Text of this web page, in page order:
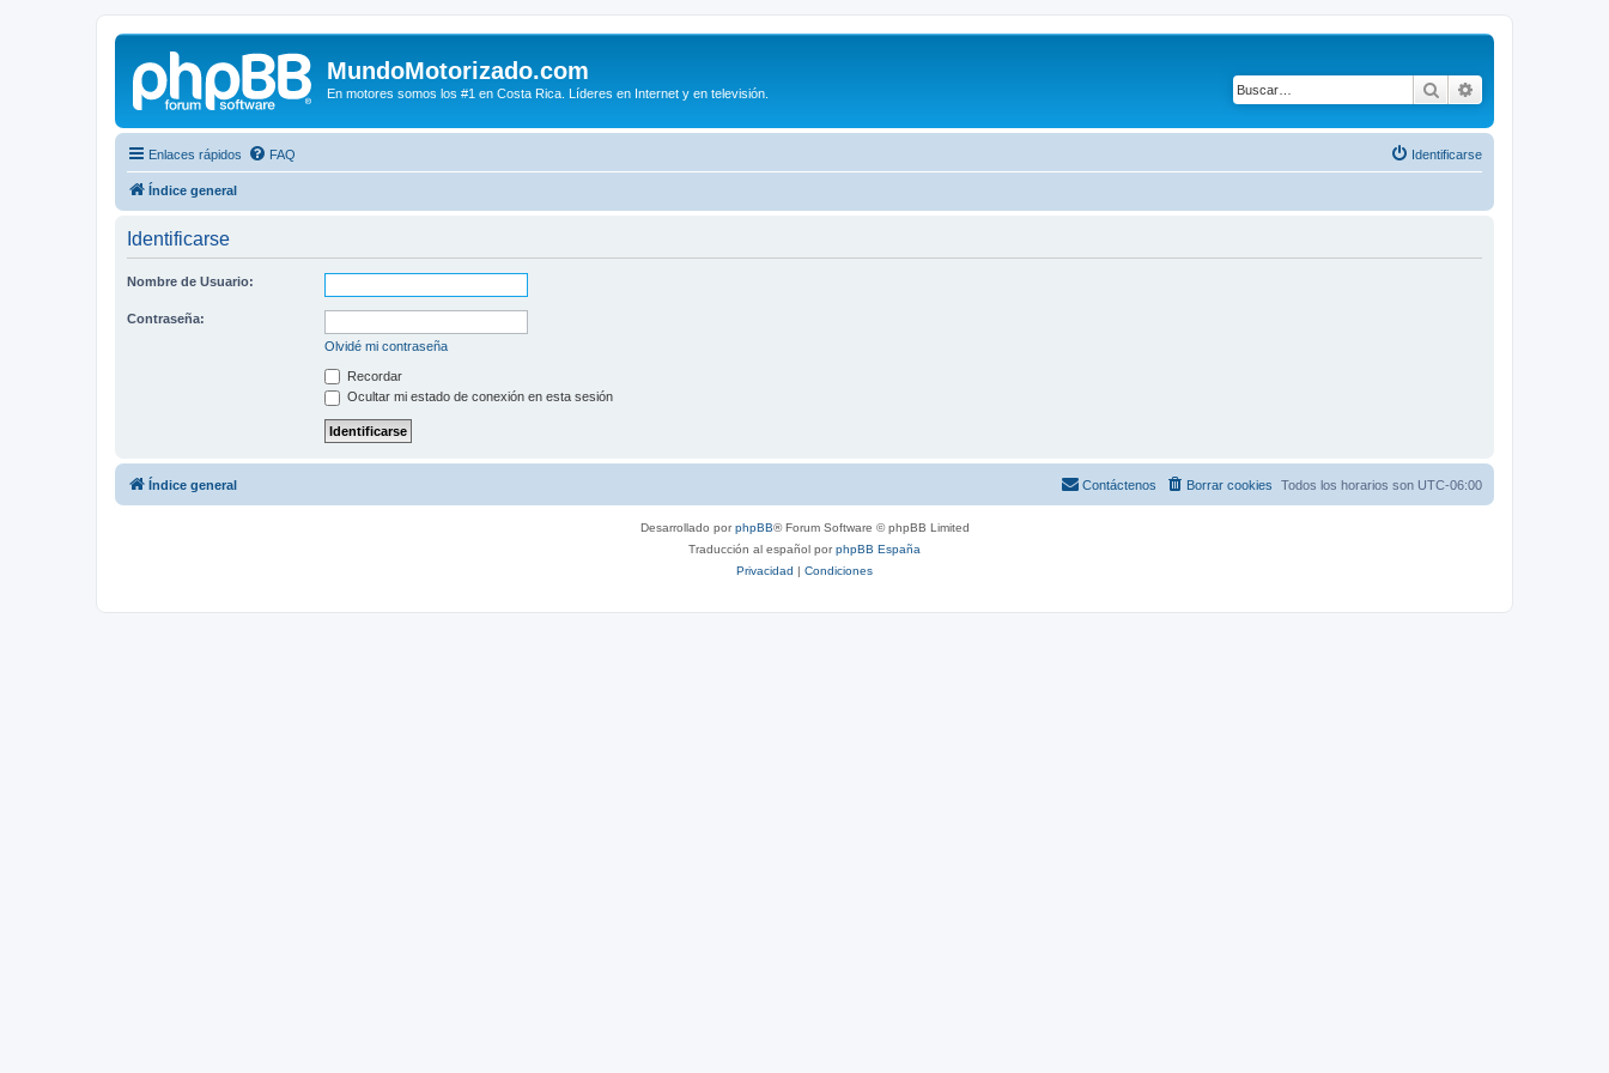
MundoMotorizado.com
En motores somos los #1 en Costa Rica. Líderes en Internet y en televisión. Buscar
Enlaces rápidos FAQ Identificarse
Índice general
Identificarse
Nombre de Usuario:
Contraseña:
Olvidé mi contraseña
Recordar
Ocultar mi estado de conexión en esta sesión
Índice general Todos los horarios son UTC-06:00
Borrar cookies
Contáctenos
Desarrollado porphpBB® Forum Software © phpBB Limited
Traducción al español porphpBB España
Privacidad | Condiciones